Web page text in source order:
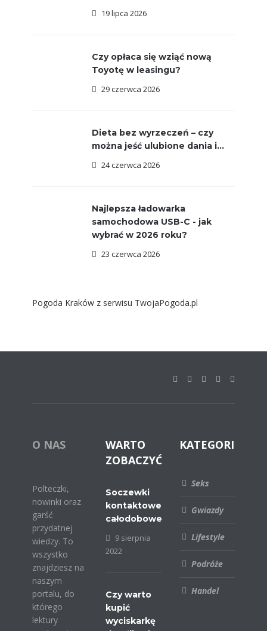
19 lipca 2026
Czy opłaca się wziąć nową
Toyotę w leasingu?
29 czerwca 2026
Dieta bez wyrzeczeń – czy
można jeść ulubione dania i...
24 czerwca 2026
Najlepsza ładowarka
samochodowa USB-C - jak
wybrać w 2026 roku?
23 czerwca 2026
Pogoda Kraków z serwisu TwojaPogoda.pl
O NAS
Polteczki,
nowinki oraz
garść
przydatnej
wiedzy. To
wszystko
znajdziesz na
naszym
portalu, do
którego
lektury
WARTO
ZOBACZYĆ
Soczewki
kontaktowe
całodobowe
9 sierpnia
2022
Czy warto
kupić
wyciskarkę
KATEGORIE
Seks
Gwiazdy
Lifestyle
Podróże
Handel